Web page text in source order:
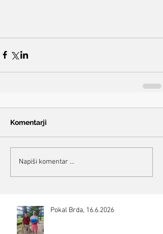
Komentarji
Napiši komentar ...
Pokal Brda, 16.6.2026